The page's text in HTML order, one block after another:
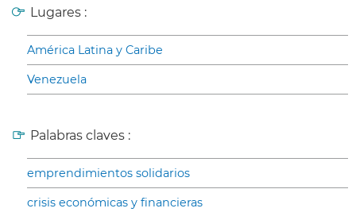
Lugares :
América Latina y Caribe
Venezuela
Palabras claves :
emprendimientos solidarios
crisis económicas y financieras